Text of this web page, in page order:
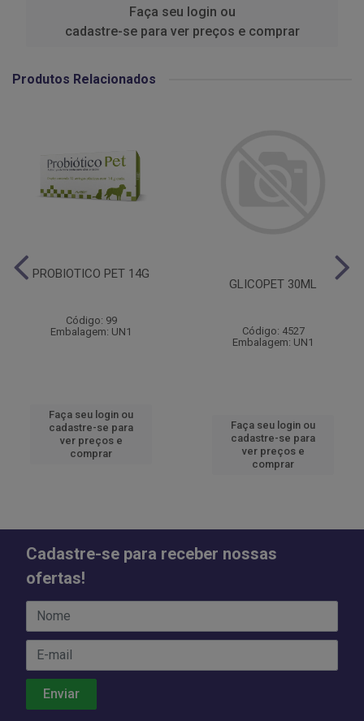
Faça seu login ou
cadastre-se para ver preços e comprar
Produtos Relacionados
PROBIOTICO PET 14G
Código: 99
Embalagem: UN1
Faça seu login ou
cadastre-se para
ver preços e
comprar
GLICOPET 30ML
Código: 4527
Embalagem: UN1
Faça seu login ou
cadastre-se para
ver preços e
comprar
Cadastre-se para receber nossas
ofertas!